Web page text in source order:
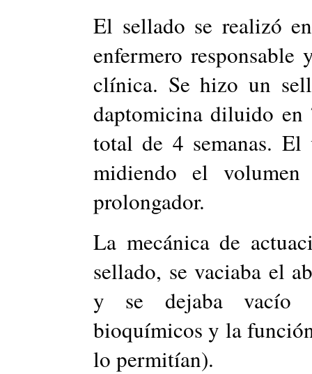
El sellado se realizó
enfermero
clínica. Se hizo un
daptomicina diluido
total de 4 semanas.
midiendo el
prolongador.
La mecánica de
sellado, se vaciaba el
y se dejaba vacío
bioquímicos y la
lo permitían).